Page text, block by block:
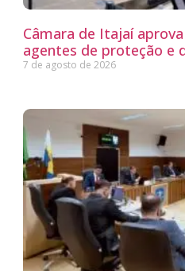
Câmara de Itajaí
agentes de proteção e
7 de agosto de 2026